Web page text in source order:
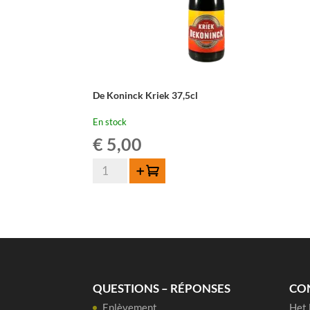
De Koninck Kriek 37,5cl
En stock
€ 5,00
quantité
Ajouter au panier
QUESTIONS – RÉPONSES
Enlèvement
Het